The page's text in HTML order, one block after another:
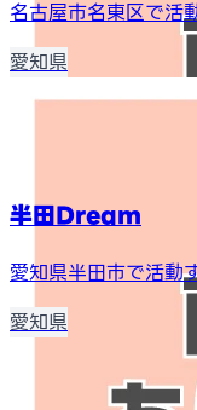
名古屋市名東区で活
愛知県
半田Dream
愛知県半田市で活動
愛知県